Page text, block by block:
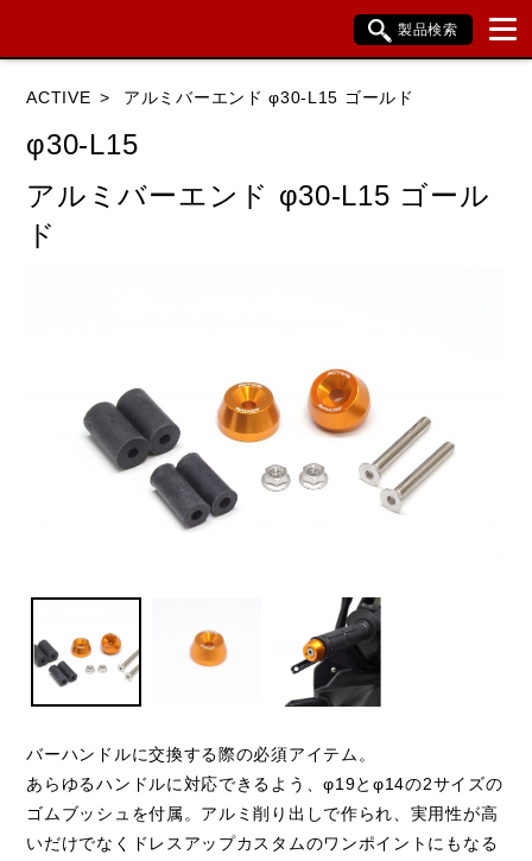
製品検索
HONDA YAMAHA SUZUKI
閉じる
ACTIVE アルミバーエンド φ30-L15 ゴールド
φ30-L15
アルミバーエンド φ30-L15 ゴール
ド
バーハンドルに交換する際の必須アイテム。
あらゆるハンドルに対応できるよう、φ19とφ14の2サイズの
ゴムブッシュを付属。アルミ削り出しで作られ、実用性が高
いだけでなくドレスアップカスタムのワンポイントにもなる